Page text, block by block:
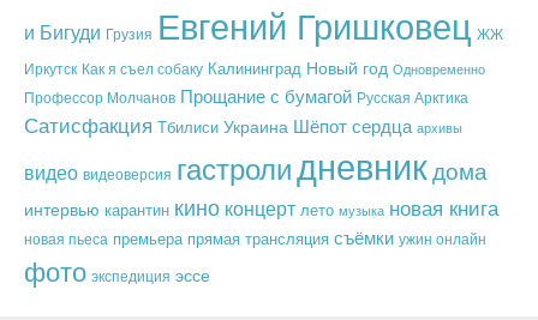
и Бигуди Грузия Евгений Гришковец ЖЖ
Иркутск Как я съел собаку Калининград Новый год Одновременно
Профессор Молчанов Прощание с бумагой Русская Арктика
Сатисфакция Тбилиси Украина Шёпот сердца архивы
видео видеоверсия гастролидневникдома
интервью карантин кино концерт лето музыка новая книга
новая пьеса премьера прямая трансляция съёмки ужин онлайн
фото экспедиция эссе